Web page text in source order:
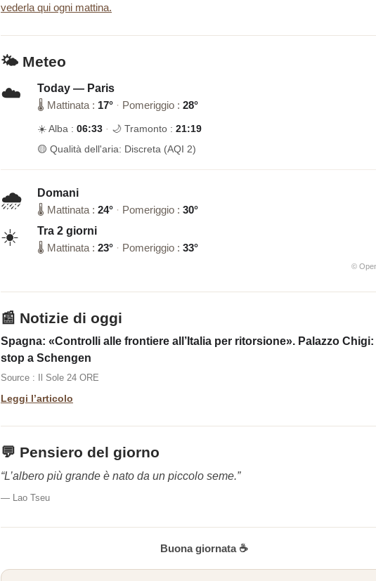
vederla qui ogni mattina.
🌤️ Meteo
☁️
Today — Paris
🌡 Mattinata : 17° · Pomeriggio : 28°
☀️ Alba : 06:33 · 🌙 Tramonto : 21:19
🟡 Qualità dell'aria: Discreta (AQI 2)
🌧️
Domani
🌡 Mattinata : 24° · Pomeriggio : 30°
☀️
Tra 2 giorni
🌡 Mattinata : 23° · Pomeriggio : 33°
©
📰 Notizie di oggi
Spagna: «Controlli alle frontiere all’Italia per ritorsione». Palazzo
stop a Schengen
Source : Il Sole 24 ORE
Leggi l’articolo
💬 Pensiero del giorno
“L’albero più grande è nato da un piccolo seme.”
— Lao Tseu
Buona giornata ☕